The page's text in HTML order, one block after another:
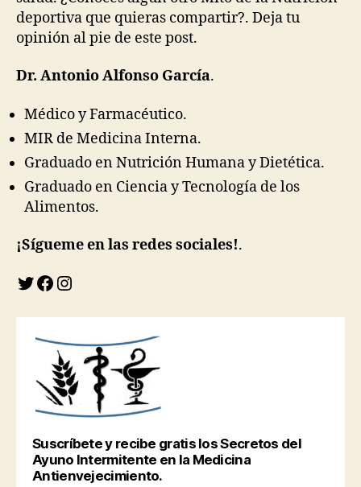
deportiva que quieras compartir?. Deja tu
opinión al pie de este post.
Dr. Antonio Alfonso García.
Médico y Farmacéutico.
MIR de Medicina Interna.
Graduado en Nutrición Humana y Dietética.
Graduado en Ciencia y Tecnología de los
Alimentos.
¡Sígueme en las redes sociales!.
Twitter
Facebook
Instagram
Suscríbete y recibe gratis los Secretos del
Ayuno Intermitente en la Medicina
Antienvejecimiento.